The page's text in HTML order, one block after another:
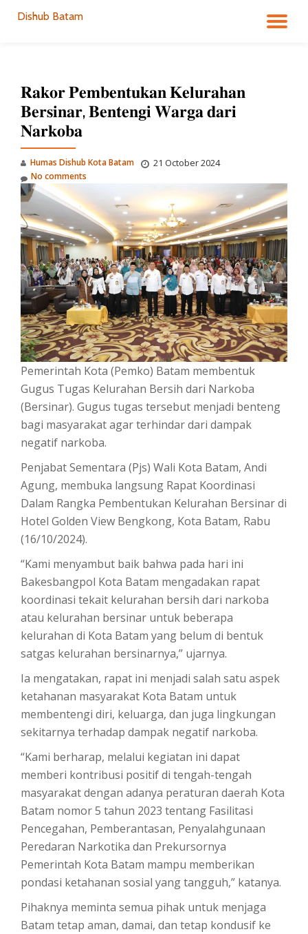
Dishub Batam
𝐑𝐚𝐤𝐨𝐫 𝐏𝐞𝐦𝐛𝐞𝐧𝐭𝐮𝐤𝐚𝐧 𝐊𝐞𝐥𝐮𝐫𝐚𝐡𝐚𝐧
𝐁𝐞𝐫𝐬𝐢𝐧𝐚𝐫, 𝐁𝐞𝐧𝐭𝐞𝐧𝐠𝐢 𝐖𝐚𝐫𝐠𝐚 𝐝𝐚𝐫𝐢
𝐍𝐚𝐫𝐤𝐨𝐛𝐚
Humas Dishub Kota Batam 21 October 2024
No comments
Pemerintah Kota (Pemko) Batam membentuk
Gugus Tugas Kelurahan Bersih dari Narkoba
(Bersinar). Gugus tugas tersebut menjadi benteng
bagi masyarakat agar terhindar dari dampak
negatif narkoba.
Penjabat Sementara (Pjs) Wali Kota Batam, Andi
Agung, membuka langsung Rapat Koordinasi
Dalam Rangka Pembentukan Kelurahan Bersinar di
Hotel Golden View Bengkong, Kota Batam, Rabu
(16/10/2024).
“Kami menyambut baik bahwa pada hari ini
Bakesbangpol Kota Batam mengadakan rapat
koordinasi tekait kelurahan bersih dari narkoba
atau kelurahan bersinar untuk beberapa
kelurahan di Kota Batam yang belum di bentuk
satgas kelurahan bersinarnya,” ujarnya.
Ia mengatakan, rapat ini menjadi salah satu aspek
ketahanan masyarakat Kota Batam untuk
membentengi diri, keluarga, dan juga lingkungan
sekitarnya terhadap dampak negatif narkoba.
“Kami berharap, melalui kegiatan ini dapat
memberi kontribusi positif di tengah-tengah
masyarakat dengan adanya peraturan daerah Kota
Batam nomor 5 tahun 2023 tentang Fasilitasi
Pencegahan, Pemberantasan, Penyalahgunaan
Peredaran Narkotika dan Prekursornya
Pemerintah Kota Batam mampu memberikan
pondasi ketahanan sosial yang tangguh,” katanya.
Pihaknya meminta semua pihak untuk menjaga
Batam tetap aman, damai, dan tetap kondusif ke